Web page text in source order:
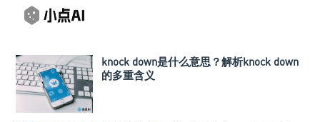
knock down是什么意思？解析knock down
的多重含义